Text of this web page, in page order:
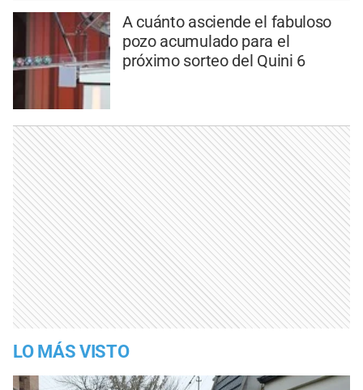
A cuánto asciende el fabuloso
pozo acumulado para el
próximo sorteo del Quini 6
LO MÁS VISTO